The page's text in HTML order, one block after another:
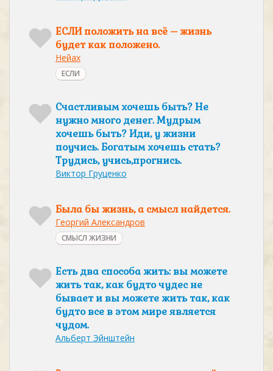
ЕСЛИ положить на всё – жизнь
будет как положено.
Нейах
ЕСЛИ
Счастливым хочешь быть? Не
нужно много денег. Мудрым
хочешь быть? Иди, у жизни
поучись. Богатым хочешь стать?
Трудись, учись,прогнись.
Виктор Груценко
Была бы жизнь, а смысл найдется.
Георгий Александров
СМЫСЛ ЖИЗНИ
Есть два способа жить: вы можете
жить так, как будто чудес не
бывает и вы можете жить так, как
будто все в этом мире является
чудом.
Альберт Эйнштейн